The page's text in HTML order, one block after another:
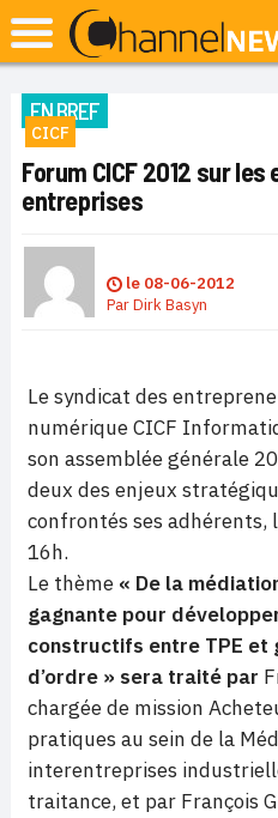
EN BREF
CICF
Forum CICF 2012 sur
entreprises
le 08-06-2012
ParDirk Basyn
Le syndicat des
numérique CICF
son assemblée générale
deux des enjeux
confrontés ses
16h.
Le thème « De la
gagnante pour
constructifs entre TPE et
d’ordre » sera traité par
chargée de mission
pratiques au sein de la
interentreprises
traitance, et par François